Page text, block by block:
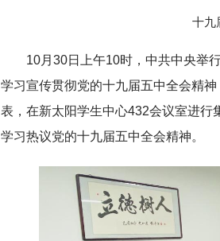
十九
10月30日上午10时，中共中央举
学习宣传贯彻党的十九届五中全会精
表，在新太阳学生中心432会议室进行
学习热议党的十九届五中全会精神。
深切缅怀李政道先